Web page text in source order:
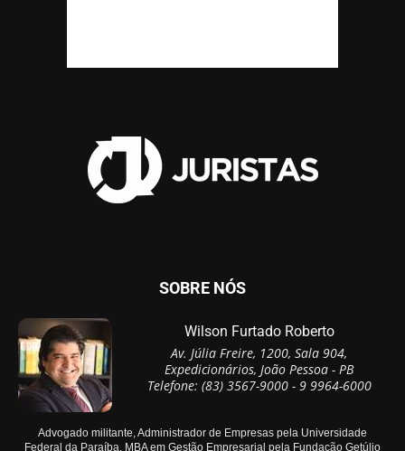
SOBRE NÓS
Wilson Furtado Roberto
Av. Júlia Freire, 1200, Sala 904,
Expedicionários, João Pessoa - PB
Telefone: (83) 3567-9000 - 9 9964-6000
Advogado militante, Administrador de Empresas pela Universidade
Federal da Paraíba, MBA em Gestão Empresarial pela Fundação Getúlio